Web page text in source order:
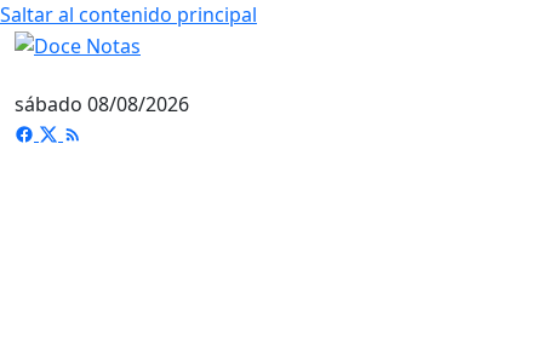
Saltar al contenido principal
sábado 08/08/2026